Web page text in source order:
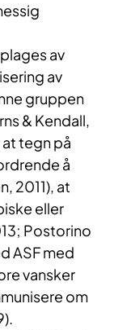
av
av
gruppen
& Kendall,
tegn på
å
2011), at
eller
Postorino
ASF med
vansker
om